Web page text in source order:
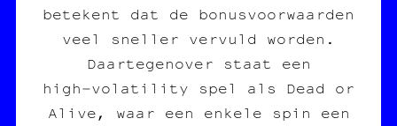
betekent dat de bonusvoorwaarden
veel sneller vervuld worden.
Daartegenover staat een
high‑volatility spel als Dead or
Alive, waar een enkele spin een